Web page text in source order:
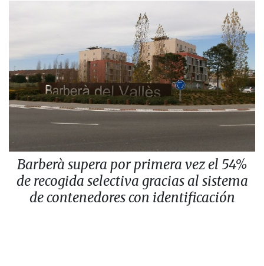
Barberà supera por primera vez el 54%
de recogida selectiva gracias al sistema
de contenedores con identificación